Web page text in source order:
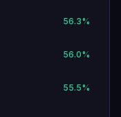
56.3%
56.0%
55.5%